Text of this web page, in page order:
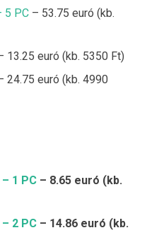
5 PC – 53.75 euró (kb.
13.25 euró (kb. 5350 Ft)
24.75 euró (kb. 4990
1 PC – 8.65 euró (kb.
2 PC – 14.86 euró (kb.